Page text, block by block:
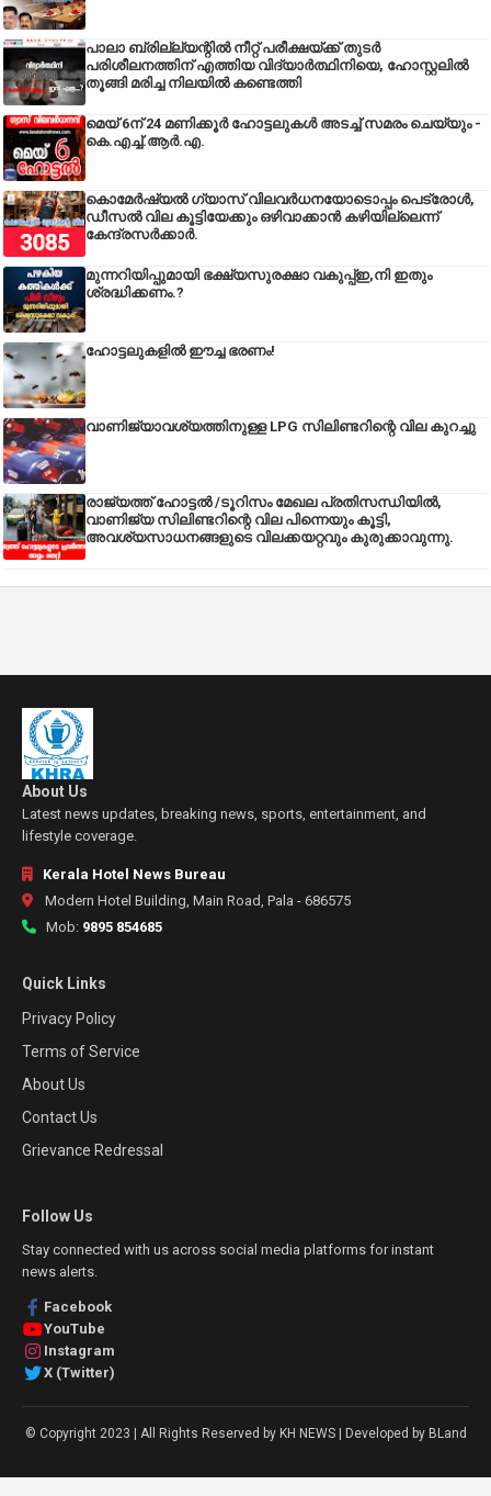
പാലാ ബ്രില്ല്യന്റിൽ നീറ്റ് പരീക്ഷയ്ക്ക് തുടർ
പരിശീലനത്തിന് എത്തിയ വിദ്യാർത്ഥിനിയെ, ഹോസ്റ്റലിൽ
തൂങ്ങി മരിച്ച നിലയിൽ കണ്ടെത്തി
മെയ് 6ന് 24 മണിക്കൂർ ഹോട്ടലുകൾ അടച്ച് സമരം ചെയ്യും -
കെ.എച്ച്.ആർ.എ.
കൊമേർഷ്യൽ ഗ്യാസ് വിലവർധനയോടൊപ്പം പെട്രോൾ,
ഡീസല്‍ വില കൂട്ടിയേക്കും ഒഴിവാക്കാന്‍ കഴിയില്ലെന്ന്
കേന്ദ്രസര്‍ക്കാര്‍.
മുന്നറിയിപ്പുമായി ഭക്ഷ്യസുരക്ഷാ വകുപ്പ്ഇ,നി ഇതും
ശ്രദ്ധിക്കണം.?
ഹോട്ടലുകളിൽ ഈച്ച ഭരണം!
വാണിജ്യാവശ്യത്തിനുള്ള LPG സിലിണ്ടറിന്റെ വില കുറച്ചു
രാജ്യത്ത് ഹോട്ടൽ /ടൂറിസം മേഖല പ്രതിസന്ധിയിൽ,
വാണിജ്യ സിലിണ്ടറിന്റെ വില പിന്നെയും കൂട്ടി,
അവശ്യസാധനങ്ങളുടെ വിലക്കയറ്റവും കുരുക്കാവുന്നു.
About Us
Latest news updates, breaking news, sports, entertainment, and
lifestyle coverage.
Kerala Hotel News Bureau
Modern Hotel Building, Main Road, Pala - 686575
Mob: 9895 854685
Quick Links
Privacy Policy
Terms of Service
About Us
Contact Us
Grievance Redressal
Follow Us
Stay connected with us across social media platforms for instant
news alerts.
Facebook
YouTube
Instagram
X (Twitter)
© Copyright 2023 | All Rights Reserved by KH NEWS | Developed by BLand